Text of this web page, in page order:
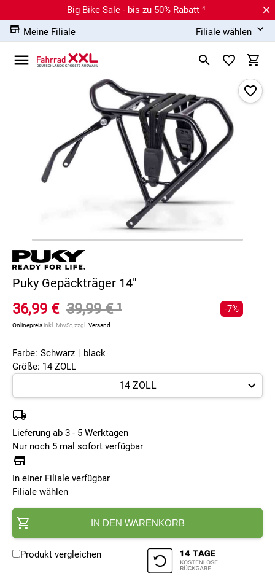
Big Bike Sale - bis zu 50% Rabatt ⁴
Meine Filiale
Filiale wählen
Puky Gepäckträger 14"
36,99 € 39,99 €¹
Onlinepreisinkl. MwSt, zzgl. Versand
-7%
Farbe: Schwarz | black
Größe: 14 ZOLL
Lieferung ab 3 - 5 Werktagen
Nur noch 5 mal sofort verfügbar
In einer Filiale verfügbar
Filiale wählen
IN DEN WARENKORB
Produkt vergleichen